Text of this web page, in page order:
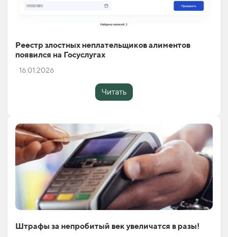
Реестр злостных неплательщиков алиментов
появился на Госуслугах
16.01.2026
Читать
Штрафы за непробитый век увеличатся в разы!